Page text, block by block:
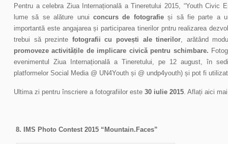
Pentru a celebra Ziua Internațională a Tineretului 2015, “Youth Civic
lume să se alăture unui concurs de fotografieși să fie parte a
importantă este angajarea și participarea tinerilor pntru realizarea
trebui să prezinte fotografii cu povești ale tinerilor, arătând
promoveze activitățile de implicare civică pentru schimbare.
evenimentul Ziua Internațională a Tineretului, pe 12 august, în
platformelor Social Media @ UN4Youth și @ undp4youth) și pot fi
Ultima zi pentru înscriere a fotografiilor este 30 iulie 2015. Aflați aici
8. IMS Photo Contest 2015 “Mountain.Faces”